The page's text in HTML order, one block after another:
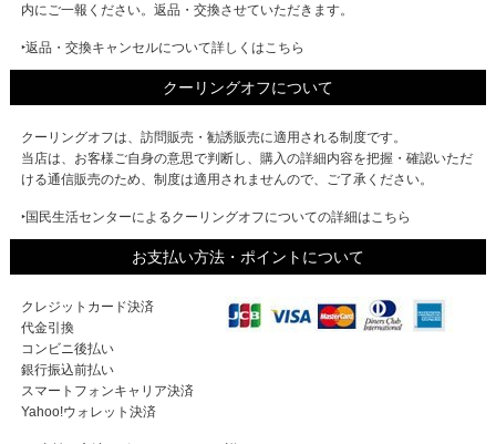
内にご一報ください。返品・交換させていただきます。
‣返品・交換キャンセルについて詳しくはこちら
クーリングオフについて
クーリングオフは、訪問販売・勧誘販売に適用される制度です。
当店は、お客様ご自身の意思で判断し、購入の詳細内容を把握・確認いただ
ける通信販売のため、制度は適用されませんので、ご了承ください。
‣国民生活センターによるクーリングオフについての詳細はこちら
お支払い方法・ポイントについて
クレジットカード決済
代金引換
コンビニ後払い
銀行振込前払い
スマートフォンキャリア決済
Yahoo!ウォレット決済